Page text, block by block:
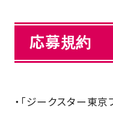
応募規約
・「ジークスター東京